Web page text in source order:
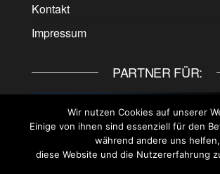
Kontakt
Impressum
PARTNER FÜR:
Wir nutzen Cookies auf unserer
Einige von ihnen sind essenziell für den
während andere uns helfen,
diese Website und die Nutzererfahrung